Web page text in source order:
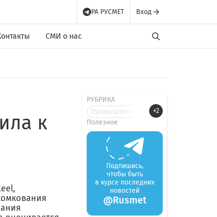
РА РУСМЕТ Вход
СМИ о нас
к
РУБРИКА
Промышленные новости
+2
Полезное
Подпишись,
чтобы быть
в курсе последних
новостей
@Rusmet